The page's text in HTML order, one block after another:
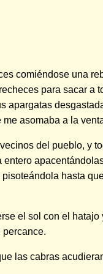
comiéndose una
para sacar a
apargatas
asomaba a la
del pueblo, y
hasta
el sol con el hatajo
las cabras